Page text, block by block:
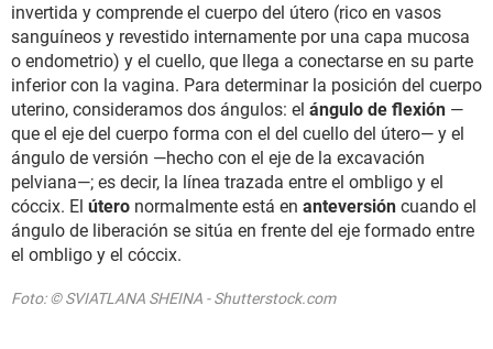
invertida y comprende el cuerpo del útero (rico en vasos
sanguíneos y revestido internamente por una capa mucosa
o endometrio) y el cuello, que llega a conectarse en su parte
inferior con la vagina. Para determinar la posición del cuerpo
uterino, consideramos dos ángulos: el ángulo de flexión —
que el eje del cuerpo forma con el del cuello del útero— y el
ángulo de versión —hecho con el eje de la excavación
pelviana—; es decir, la línea trazada entre el ombligo y el
cóccix. El útero normalmente está en anteversión cuando el
ángulo de liberación se sitúa en frente del eje formado entre
el ombligo y el cóccix.
Foto: © SVIATLANA SHEINA - Shutterstock.com